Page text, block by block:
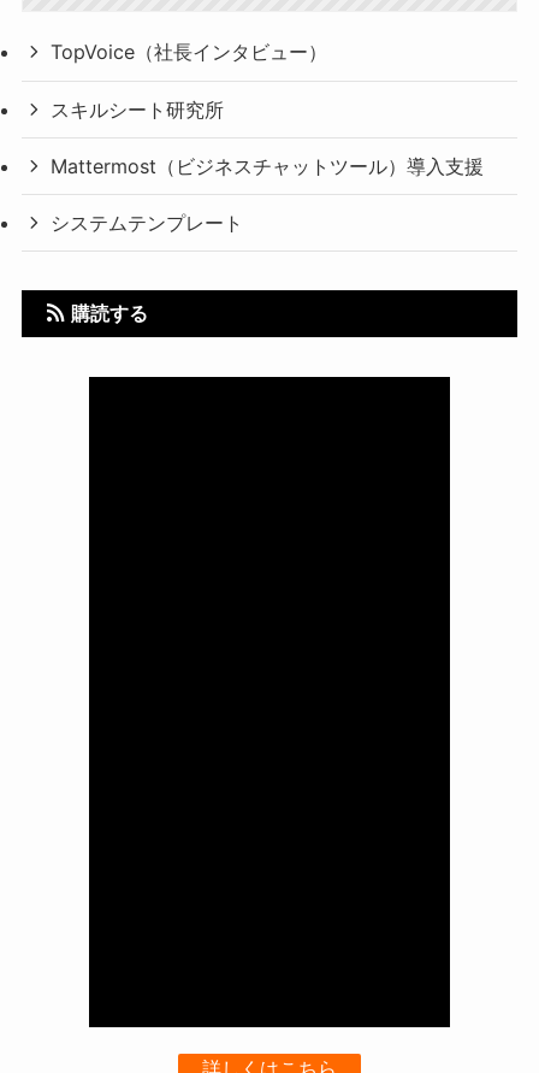
TopVoice（社長インタビュー）
スキルシート研究所
Mattermost（ビジネスチャットツール）導入支援
システムテンプレート
購読する
詳しくはこちら